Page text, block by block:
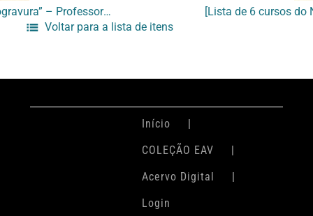
[Ementa do curso “Xilogravura” – Professora Anna Carolina]
Voltar para a lista de itens
Início
COLEÇÃO EAV
Acervo Digital
Login